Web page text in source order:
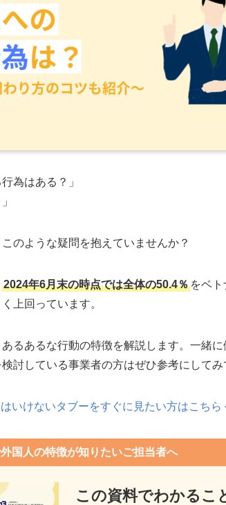
為はある？」
のような疑問を抱えていませんか？
2024年6月末の時点では全体の50.4％をベト
上回っています。
るあるな行動の特徴を解説します。一緒
討している事業者の方はぜひ参考にしてみ
いけないタブーをすぐに見たい方はこちら
国人の特徴が知りたいご担当者へ
この資料でわかるこ